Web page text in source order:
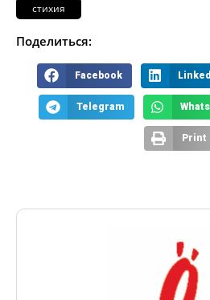
стихия
Поделиться:
Facebook
Telegram
Print